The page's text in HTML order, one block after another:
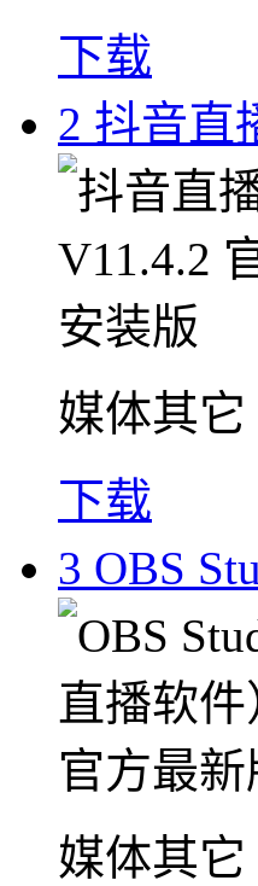
下载
2 抖音直
媒体其它
下载
3 OBS
媒体其它